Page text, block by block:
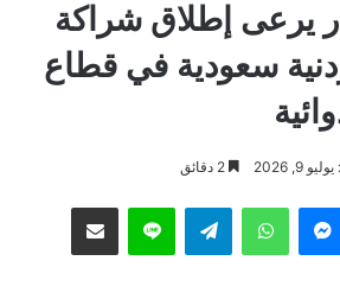
يرعى إطلاق شراكة
سعودية في قطاع
9, 2026
ماسنجر واتساب تيلقرام لاين مشاركة عبر البريد